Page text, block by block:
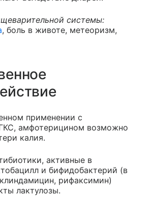
системы:
, боль в животе, метеоризм,
применении с
амфотерицином возможно
калия.
активные в
и бифидобактерий (в
рифаксимин)
лактулозы.